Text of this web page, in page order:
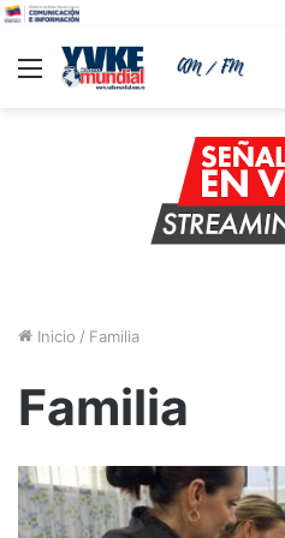
Menu
Inicio / Familia
Familia